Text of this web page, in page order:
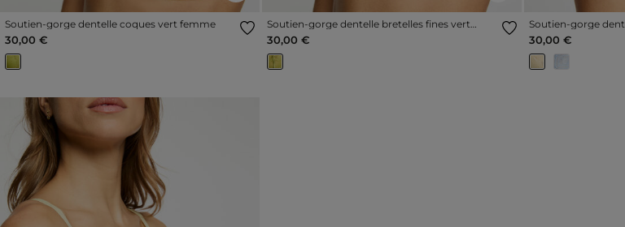
Soutien-gorge dentelle coques vert femme
30,00 €
Soutien-gorge dentelle bretelles fines vert
30,00 €
Soutien-gorge
30,00 €